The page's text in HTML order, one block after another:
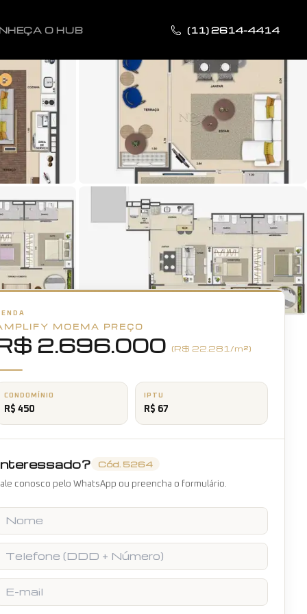
O HUB (11) 2614-4414
+18fotos
MOEMA PREÇO
2.696.000 (R$ 22.281 /m²)
CONDOMÍNIO
R$ 450
IPTU
R$ 67
Cód. 5264
conosco pelo WhatsApp ou preencha o formulário.
mail